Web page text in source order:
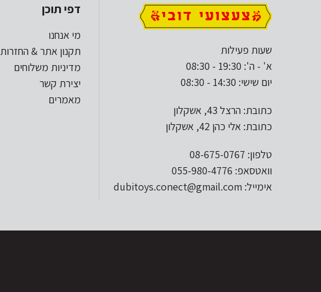
שעות פעילות
א' - ה': 19:30 - 08:30
יום שישי: 14:30 - 08:30
כתובת: הרצל 43, אשקלון
כתובת: אלי כהן 42, אשקלון
טלפון: 08-675-0767
וואטסאפ: 055-980-4776
אימייל: dubitoys.conect@gmail.com
דפי תוכן
מי אנחנו
תקנון אתר & החזרות
מדיניות משלוחים
יצירת קשר
מאמרים